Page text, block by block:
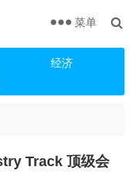
经济
菜单
Track 顶级会